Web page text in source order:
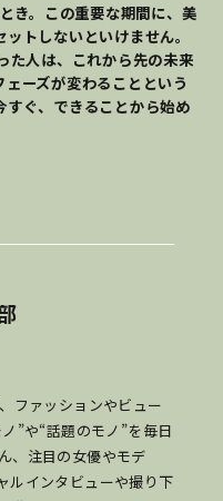
き。この重要な期間に、美
トしないといけません。
た人は、これから先の未来
ーズが変わることという
すぐ、できることから始め
ファッションやビュー
”や“話題のモノ”を毎日
、注目の女優やモデ
ルインタビューや撮り下